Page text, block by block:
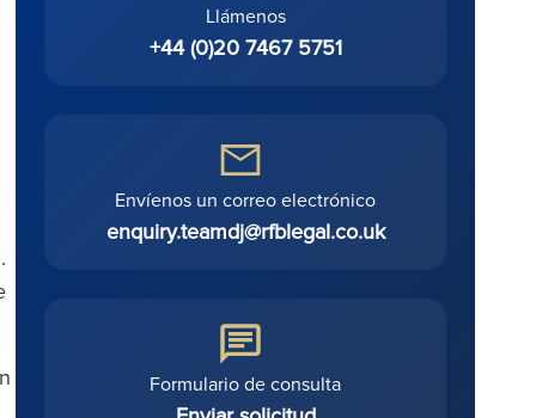
Llámenos
+44 (0)20 7467 5751
Envíenos un correo electrónico
enquiry.teamdj@rfblegal.co.uk
Formulario de consulta